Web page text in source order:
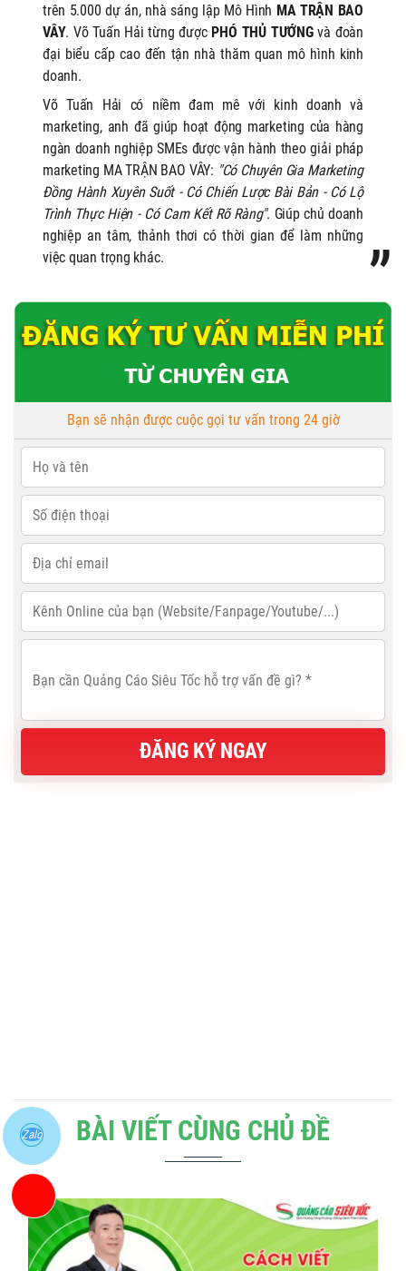
trên 5.000 dự án, nhà sáng lập Mô Hình MA TRẬN BAO
VÂY. Võ Tuấn Hải từng được PHÓ THỦ TƯỚNGvà đoàn
đại biểu cấp cao đến tận nhà thăm quan mô hình kinh
doanh.
Võ Tuấn Hải có niềm đam mê với kinh doanh và
marketing, anh đã giúp hoạt động marketing của hàng
ngàn doanh nghiệp SMEs được vận hành theo giải pháp
marketing MA TRẬN BAO VÂY: "Có Chuyên Gia Marketing
Đồng Hành Xuyên Suốt - Có Chiến Lược Bài Bản - Có Lộ
Trình Thực Hiện - Có Cam Kết Rõ Ràng". Giúp chủ doanh
nghiệp an tâm, thảnh thơi có thời gian để làm những
việc quan trọng khác.
Bạn sẽ nhận được cuộc gọi tư vấn trong 24 giờ
ĐĂNG KÝ NGAY
BÀI VIẾT CÙNG CHỦ ĐỀ
Zalo